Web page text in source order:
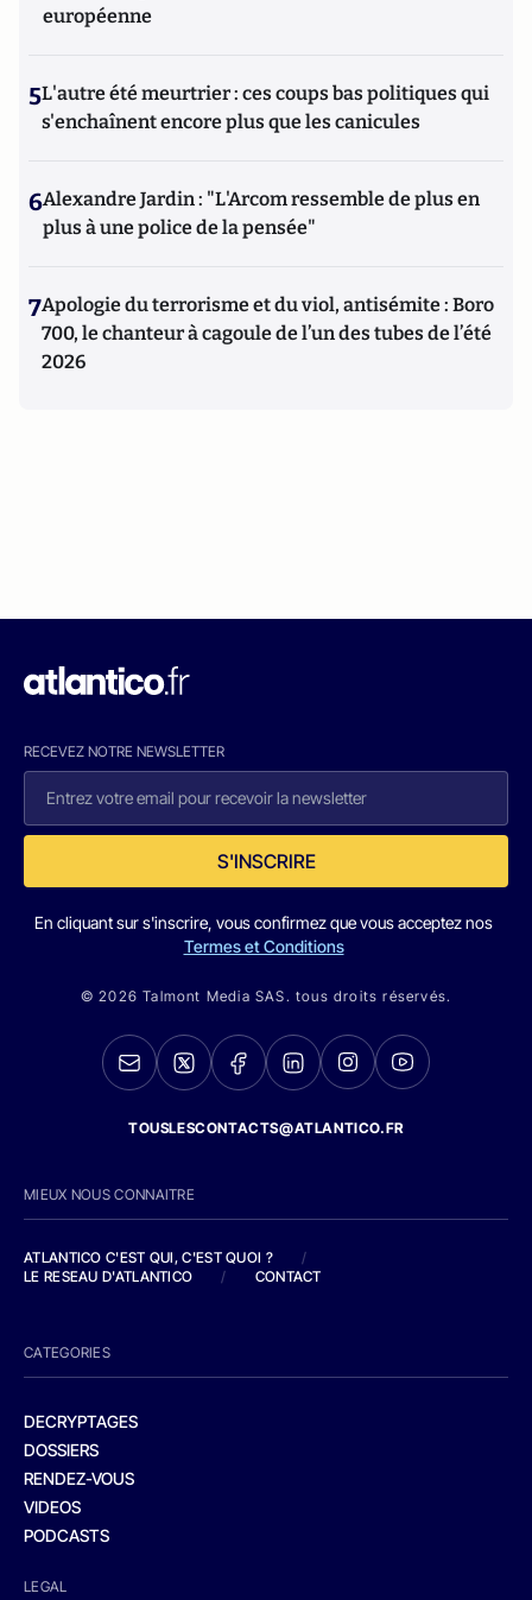
européenne
5L'autre été meurtrier : ces coups bas politiques qui
s'enchaînent encore plus que les canicules
6Alexandre Jardin : "L'Arcom ressemble de plus en
plus à une police de la pensée"
7Apologie du terrorisme et du viol, antisémite : Boro
700, le chanteur à cagoule de l’un des tubes de l’été
2026
RECEVEZ NOTRE NEWSLETTER
S'INSCRIRE
En cliquant sur s'inscrire, vous confirmez que vous acceptez nos
Termes et Conditions
© 2026 Talmont Media SAS. tous droits réservés.
TOUSLESCONTACTS@ATLANTICO.FR
MIEUX NOUS CONNAITRE
ATLANTICO C'EST QUI, C'EST QUOI ?
/
LE RESEAU D'ATLANTICO
/ CONTACT
CATEGORIES
DECRYPTAGES
DOSSIERS
RENDEZ-VOUS
VIDEOS
PODCASTS
LEGAL